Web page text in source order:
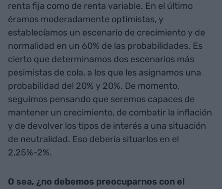
renta fija como de renta variable. En el último
éramos moderadamente optimistas, y
establecíamos un escenario de crecimiento y de
normalidad en un 60% de las probabilidades. Es
cierto que determinamos dos escenarios más
pesimistas de cola, a los que les asignamos una
probabilidad del 20% y 20%. De momento,
seguimos pensando que seremos capaces de
mantener un crecimiento, de combatir la inflación
y de devolver los tipos de interés a una situación
de neutralidad. Eso debería situarlos en el
2,25%-2%.
O sea, ¿no debemos preocuparnos con el